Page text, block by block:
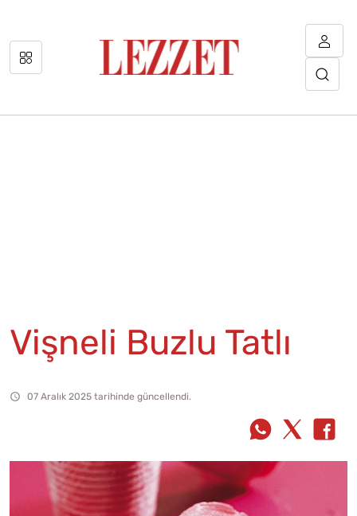
Vişneli Buzlu Tatlı
07 Aralık 2025 tarihinde güncellendi.